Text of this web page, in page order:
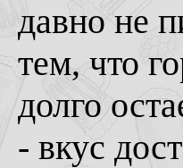
давно не
тем, что
долго
- вкус